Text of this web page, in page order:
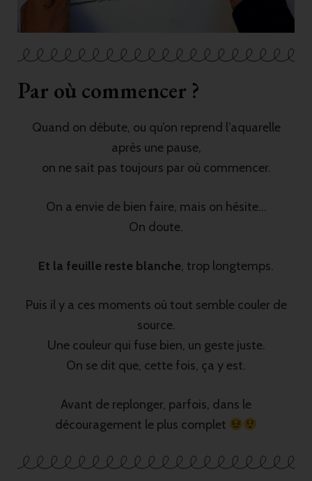
Par où commencer ?
Quand on débute, ou qu’on reprend l’aquarelle
après une pause,
on ne sait pas toujours par où commencer.
On a envie de bien faire, mais on hésite…
On doute.
Et la feuille reste blanche, trop longtemps.
Puis il y a ces moments où tout semble couler de
source.
Une couleur qui fuse bien, un geste juste.
On se dit que, cette fois, ça y est.
Avant de replonger, parfois, dans le
découragement le plus complet